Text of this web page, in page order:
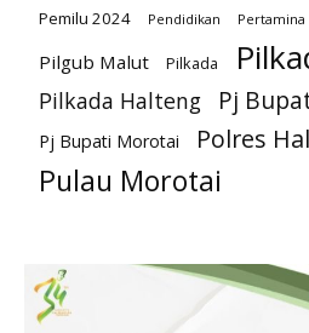
Pemilu 2024
Pendidikan Pertamina
Pilgub Malut Pilkada
Pilkada Halteng Pj
Pj Bupati Morotai Polres
Pulau Morotai